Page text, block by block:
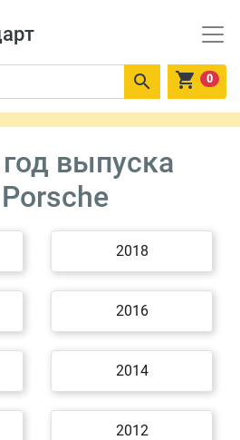
  0
выпуска
2018
2016
2014
2012